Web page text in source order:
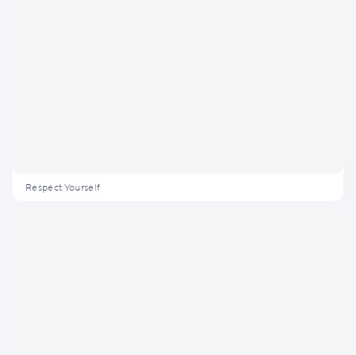
Respect Yourself